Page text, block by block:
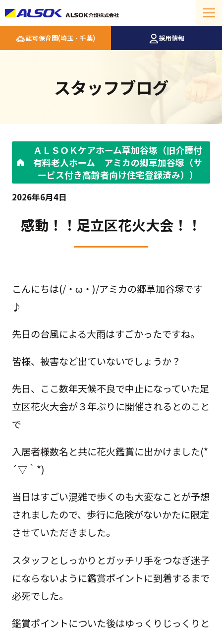
認可保育園(埼玉・千葉) 採用情報
スタッフブログ
ＡＬＳＯＫケアホーム草加谷塚（旧介護付
有料老人ホーム アミカの郷草加谷塚（サ
ービス付き高齢者向け住宅登録済み））
2026年6月4日
感動！！足立区花火大会！！
こんにちは(/・ω・)/アミカの郷草加谷塚です
♪
先日の台風による大雨はすごかったですね。
皆様、被害など出ていないでしょうか？
先日、ここ数年天候不良で中止になっていた足
立区花火大会が３年ぶりに開催されるとのこと
で
入居者様数名と共に花火鑑賞に出かけました(*
´▽｀*)
当日はすごい混雑で歩くのも大変なことが予想
されましたので、歩行に危険がないかたに限定
させていただきました。
スタッフとしっかりとガッチリ手をつなぎ迷子
にならないように鑑賞ポイントに到着するまで
必死でした。
鑑賞ポイントについた後はゆっくりじっくりと